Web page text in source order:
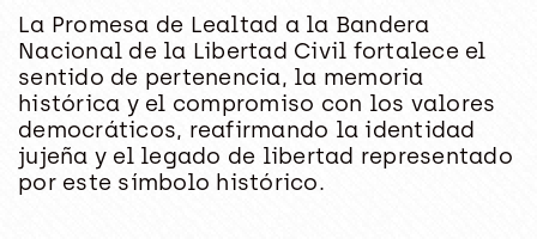
La Promesa de Lealtad a la Bandera
Nacional de la Libertad Civil fortalece el
sentido de pertenencia, la memoria
histórica y el compromiso con los valores
democráticos, reafirmando la identidad
jujeña y el legado de libertad representado
por este símbolo histórico.